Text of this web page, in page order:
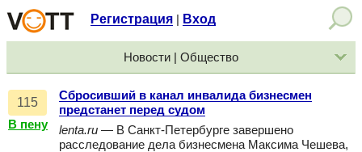
Регистрация Вход
Новости | Общество
115
В пену
Сбросивший в канал инвалида бизнесмен
предстанет перед судом
lenta.ru — В Санкт-Петербурге завершено
расследование дела бизнесмена Максима Чешева,